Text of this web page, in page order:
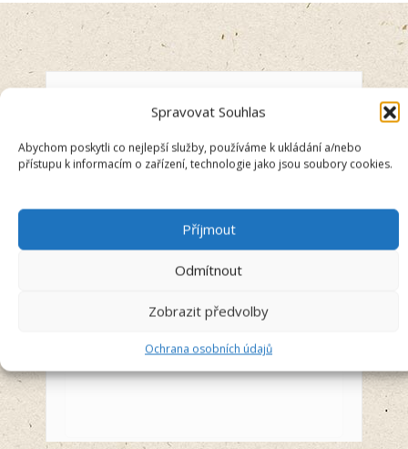
Spravovat Souhlas
Abychom poskytli co nejlepší služby, používáme k ukládání a/nebo
přístupu k informacím o zařízení, technologie jako jsou soubory cookies.
Příjmout
Odmítnout
Zobrazit předvolby
Ochrana osobních údajů
Anna Švecová
Vše super a úžasný lidi ze srdcem na
svém místě